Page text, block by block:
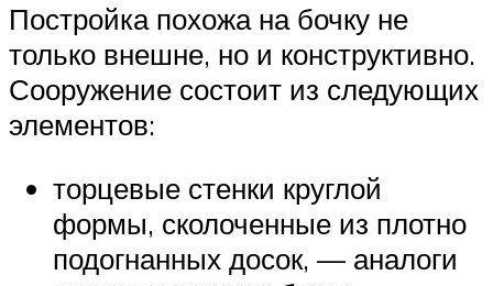
Постройка похожа на бочку не
только внешне, но и конструктивно.
Сооружение состоит из следующих
элементов:
торцевые стенки круглой
формы, сколоченные из плотно
подогнанных досок, — аналоги